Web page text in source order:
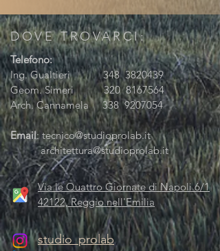
DOVE TROVARCI:
Telefono:
Ing. Gualtieri 3483820439
Geom. Simeri 3208167564
Arch. Cannamela 3389207054
Email: tecnico@studioprolab.it
architettura@studioprolab.it
Via le Quattro Giornate di Napoli 6/1
42122, Reggio nell'Emilia
studio_prolab